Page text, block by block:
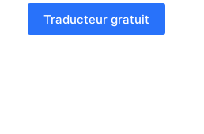
Traducteur gratuit